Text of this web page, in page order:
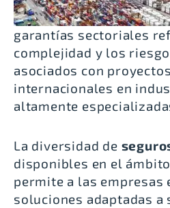
garantías sectoriales
complejidad y los
asociados con proyectos
internacionales en
altamente
La diversidad de
disponibles en el ámbito
permite a las empresas
soluciones adaptadas a